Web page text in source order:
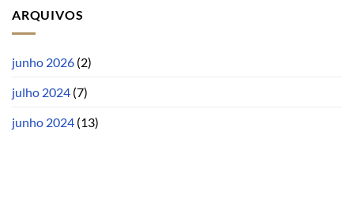
ARQUIVOS
junho 2026 (2)
julho 2024 (7)
junho 2024 (13)